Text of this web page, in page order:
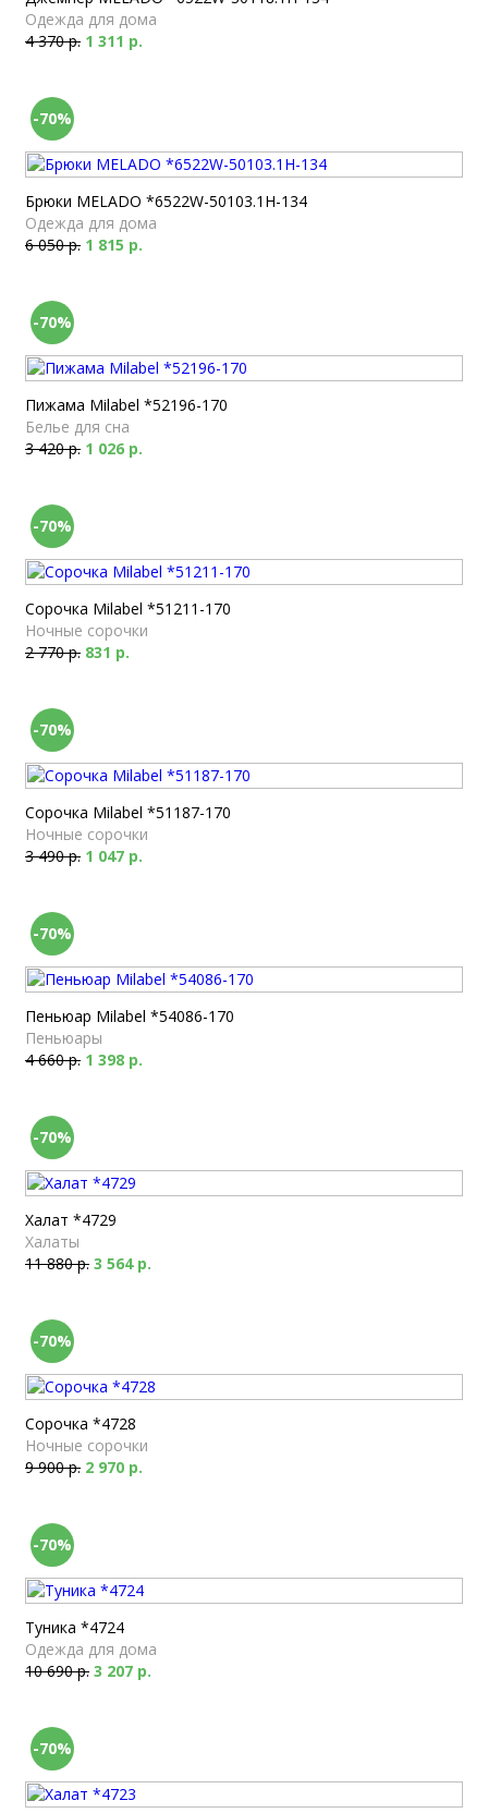
Одежда для дома
4 370 р. 1 311 р.
-70%
Брюки MELADO *6522W-50103.1H-134
Одежда для дома
6 050 р. 1 815 р.
-70%
Пижама Milabel *52196-170
Белье для сна
3 420 р. 1 026 р.
-70%
Сорочка Milabel *51211-170
Ночные сорочки
2 770 р. 831 р.
-70%
Сорочка Milabel *51187-170
Ночные сорочки
3 490 р. 1 047 р.
-70%
Пеньюар Milabel *54086-170
Пеньюары
4 660 р. 1 398 р.
-70%
Халат *4729
Халаты
11 880 р. 3 564 р.
-70%
Сорочка *4728
Ночные сорочки
9 900 р. 2 970 р.
-70%
Туника *4724
Одежда для дома
10 690 р. 3 207 р.
-70%